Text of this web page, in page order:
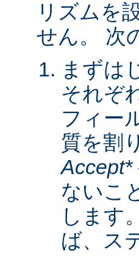
リズムを
せん。 次
まずは
それぞ
フィー
質を割
Accept*
ないこ
します
ば、ス